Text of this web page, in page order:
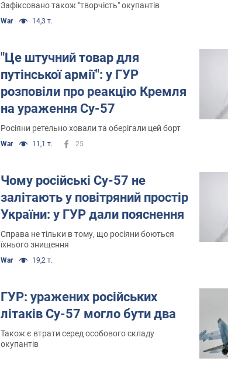
Зафіксовано також "творчість" окупантів
War 14,3 т.
"Це штучний товар для
путінської армії": у ГУР
розповіли про реакцію Кремля
на ураження Су-57
Росіяни ретельно ховали та оберігали цей борт
War 11,1 т. 25
Чому російські Су-57 не
залітають у повітряний простір
України: у ГУР дали пояснення
Справа не тільки в тому, що росіяни боються
їхнього знищення
War 19,2 т.
ГУР: уражених російських
літаків Су-57 могло бути два
Також є втрати серед особового складу
окупантів